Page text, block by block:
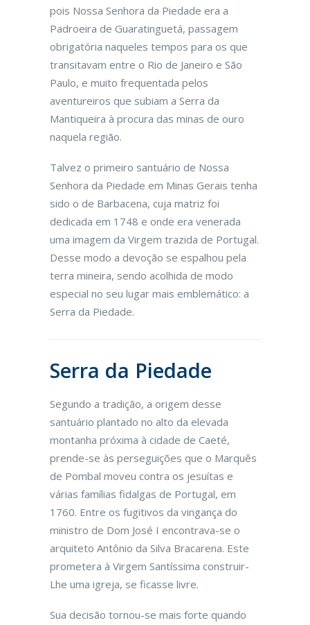
pois Nossa Senhora da Piedade era a
Padroeira de Guaratinguetá, passagem
obrigatória naqueles tempos para os que
transitavam entre o Rio de Janeiro e São
Paulo, e muito frequentada pelos
aventureiros que subiam a Serra da
Mantiqueira à procura das minas de ouro
naquela região.
Talvez o primeiro santuário de Nossa
Senhora da Piedade em Minas Gerais tenha
sido o de Barbacena, cuja matriz foi
dedicada em 1748 e onde era venerada
uma imagem da Virgem trazida de Portugal.
Desse modo a devoção se espalhou pela
terra mineira, sendo acolhida de modo
especial no seu lugar mais emblemático: a
Serra da Piedade.
Serra da Piedade
Segundo a tradição, a origem desse
santuário plantado no alto da elevada
montanha próxima à cidade de Caeté,
prende-se às perseguições que o Marquês
de Pombal moveu contra os jesuítas e
várias famílias fidalgas de Portugal, em
1760. Entre os fugitivos da vingança do
ministro de Dom José I encontrava-se o
arquiteto Antônio da Silva Bracarena. Este
prometera à Virgem Santíssima construir-
Lhe uma igreja, se ficasse livre.
Sua decisão tornou-se mais forte quando